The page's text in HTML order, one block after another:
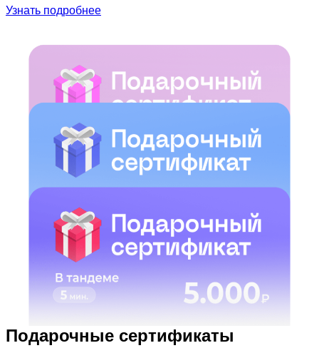
Узнать подробнее
Подарочные сертификаты